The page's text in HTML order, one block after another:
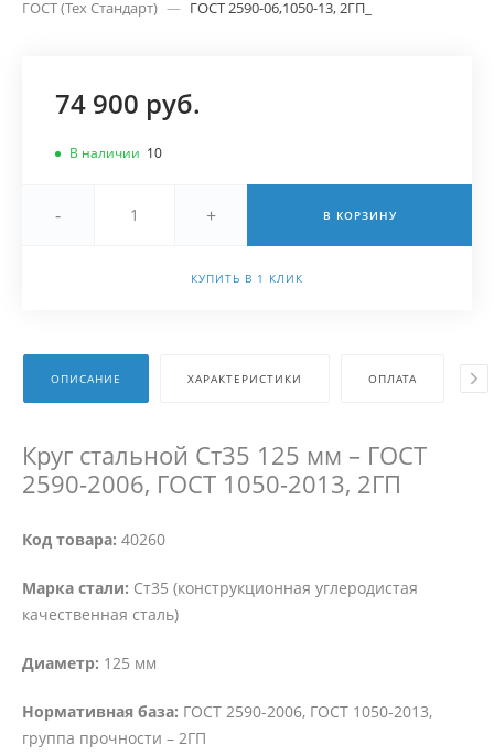
ГОСТ (Тех Стандарт) — ГОСТ 2590-06,1050-13, 2ГП_
74 900 руб.
В наличии 10
- + В КОРЗИНУ
КУПИТЬ В 1 КЛИК
ОПИСАНИЕ ХАРАКТЕРИСТИКИ ОПЛАТА
Круг стальной Ст35 125 мм – ГОСТ
2590-2006, ГОСТ 1050-2013, 2ГП
Код товара: 40260
Марка стали: Ст35 (конструкционная углеродистая
качественная сталь)
Диаметр: 125 мм
Нормативная база: ГОСТ 2590-2006, ГОСТ 1050-2013,
группа прочности – 2ГП